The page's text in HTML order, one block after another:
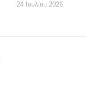
24 Ιουλίου 2026